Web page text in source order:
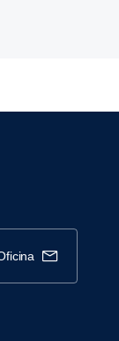
oficina